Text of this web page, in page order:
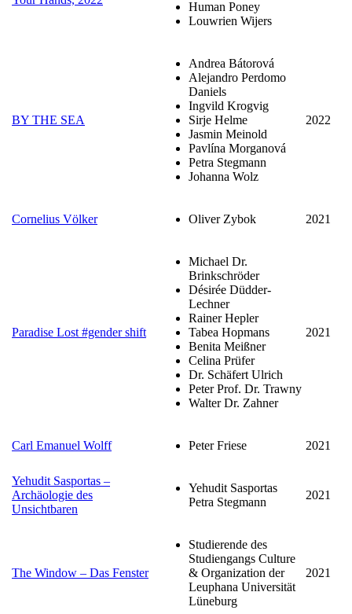
Human Poney
Louwrien Wijers
BY THE SEA
Andrea Bátorová
Alejandro Perdomo
Daniels
Ingvild Krogvig
Sirje Helme
Jasmin Meinold
Pavlína Morganová
Petra Stegmann
Johanna Wolz
2022
Cornelius Völker Oliver Zybok 2021
Paradise Lost #gender shift
Michael Dr.
Brinkschröder
Désirée Düdder-
Lechner
Rainer Hepler
Tabea Hopmans
Benita Meißner
Celina Prüfer
Dr. Schäfert Ulrich
Peter Prof. Dr. Trawny
Walter Dr. Zahner
2021
Carl Emanuel Wolff Peter Friese 2021
Yehudit Sasportas –
Archäologie des
Unsichtbaren
Yehudit Sasportas
Petra Stegmann
2021
The Window – Das Fenster
Studierende des
Studiengangs Culture
& Organization der
Leuphana Universität
Lüneburg
2021